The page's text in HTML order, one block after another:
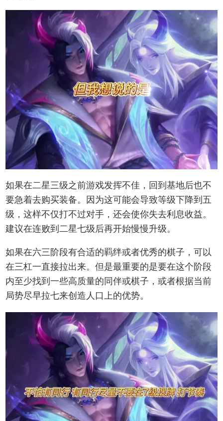
如果在二星三级之前游戏发挥不佳，回到基地后也不
要急着去购买装备。因为这可能会导致等级下降到五
级，这样不仅打不过对手，还会使你失去利息收益。
建议在连败到二星七级后再开始慢慢升级。
如果在六三阶段有合适的羁绊或者优秀的棋子，可以
在三杠一直接拉出来。但是最重要的是要在这个阶段
内至少找到一些高质量的同伴或棋子，或者根据当前
局势尽早拉七来创造人口上的优势。